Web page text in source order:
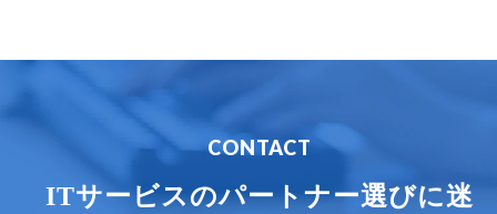
CONTACT
ITサービスのパートナー選びに迷